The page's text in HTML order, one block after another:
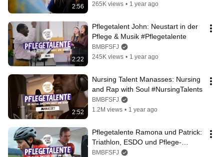
2:56
265K views • 1 year ago
2:22
Pflegetalent John: Neustart in der
Pflege & Musik #Pflegetalente
BMBFSFJ
245K views • 1 year ago
2:52
Nursing Talent Manasses: Nursing
and Rap with Soul #NursingTalents
BMBFSFJ
1.2M views • 1 year ago
Pflegetalente Ramona und Patrick:
Triathlon, ESDO und Pflege-
Challenges #Pflegetalente
BMBFSFJ